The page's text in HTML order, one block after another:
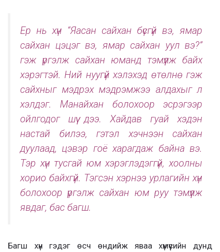
Ер нь хүн “Яасан сайхан бүсгүй вэ, ямар
сайхан цэцэг вэ, ямар сайхан уул вэ?”
гэж үргэлж сайхан юманд тэмүүлж байх
хэрэгтэй. Ний нуугүй хэлэхэд өтөлнө гэж
сайхныг мэдрэх мэдрэмжээ алдахыг л
хэлдэг. Манайхан болохоор эсрэгээр
ойлгодог шүү дээ. Хайдав гуай хэдэн
настай билээ, гэтэл хэчнээн сайхан
дуулаад, цэвэр гоё харагдаж байна вэ.
Тэр хүн тусгай юм хэрэглэдэггүй, хоолны
хорио байхгүй. Тэгсэн хэрнээ урлагийн хүн
болохоор үргэлж сайхан юм руу тэмүүлж
явдаг, бас багш.
Багш хүн гэдэг өсч өндийж яваа хүмүүсийн дунд